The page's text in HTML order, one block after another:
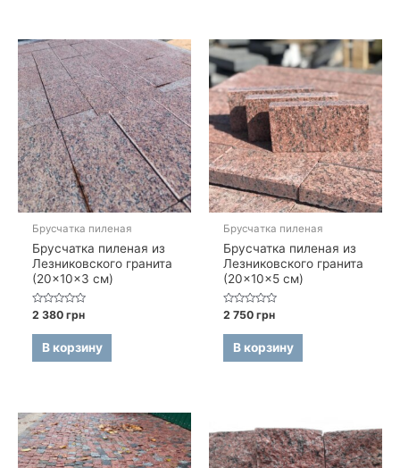
Брусчатка пиленая
Брусчатка пиленая из
Лезниковского гранита
(20×10×3 см)
Оценка
0
из
2 380грн
В корзину
Брусчатка пиленая
Брусчатка пиленая из
Лезниковского гранита
(20×10×5 см)
Оценка
0
из
2 750грн
В корзину